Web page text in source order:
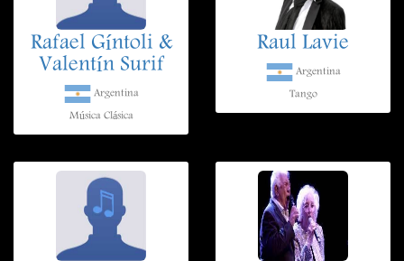
Rafael Gíntoli &
Valentín Surif
Argentina
Música Clásica
Raul Lavie
Argentina
Tango